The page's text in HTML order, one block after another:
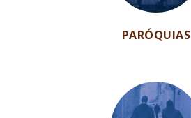
PARÓQUIAS